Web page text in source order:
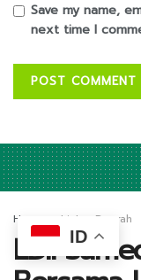
Save my name,
next time I
Home Lintas Daerah
LDII ID